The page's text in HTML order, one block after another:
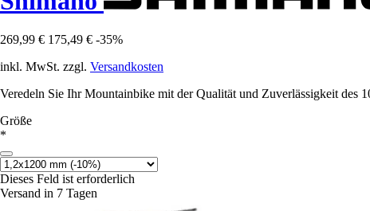
269,99 € 175,49 € -35%
inkl. MwSt. zzgl. Versandkosten
Veredeln Sie Ihr Mountainbike mit der Qualität und Zuverlässigkeit des
Größe
*
Dieses Feld ist erforderlich
Versand in 7 Tagen